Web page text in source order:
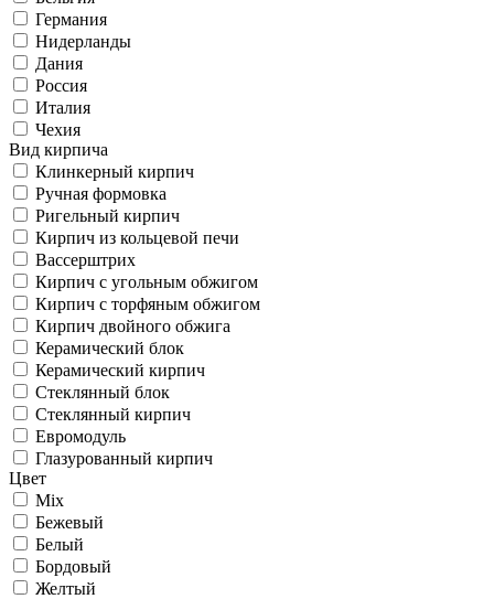
Германия
Нидерланды
Дания
Россия
Италия
Чехия
Вид кирпича
Клинкерный кирпич
Ручная формовка
Ригельный кирпич
Кирпич из кольцевой печи
Вассерштрих
Кирпич с угольным обжигом
Кирпич с торфяным обжигом
Кирпич двойного обжига
Керамический блок
Керамический кирпич
Стеклянный блок
Стеклянный кирпич
Евромодуль
Глазурованный кирпич
Цвет
Mix
Бежевый
Белый
Бордовый
Желтый